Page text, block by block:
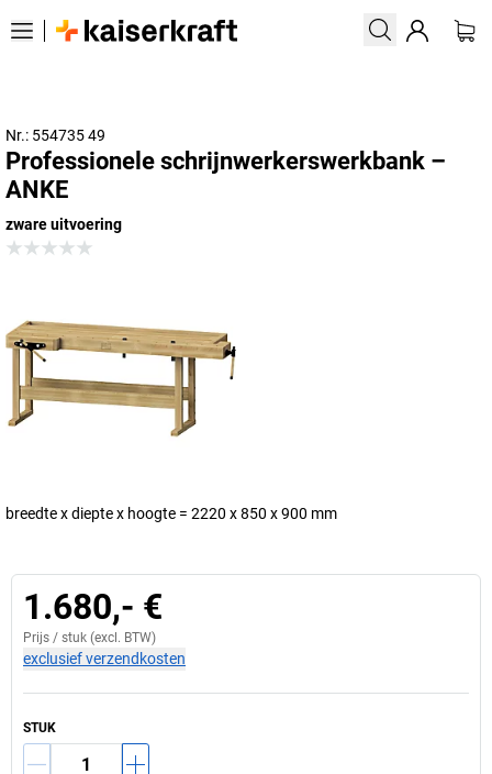
Nr.: 554735 49
Professionele schrijnwerkerswerkbank –
ANKE
zware uitvoering
breedte x diepte x hoogte = 2220 x 850 x 900 mm
1.680,- €
Prijs / stuk (excl. BTW)
exclusief verzendkosten
STUK